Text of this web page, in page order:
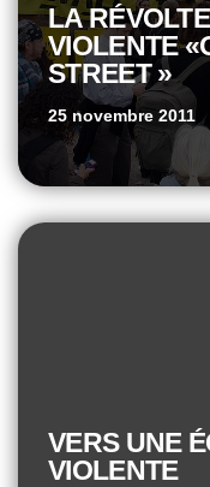
LA
VIOLENTE
STREET »
25 novembre 2011
VERS UNE
VIOLENTE